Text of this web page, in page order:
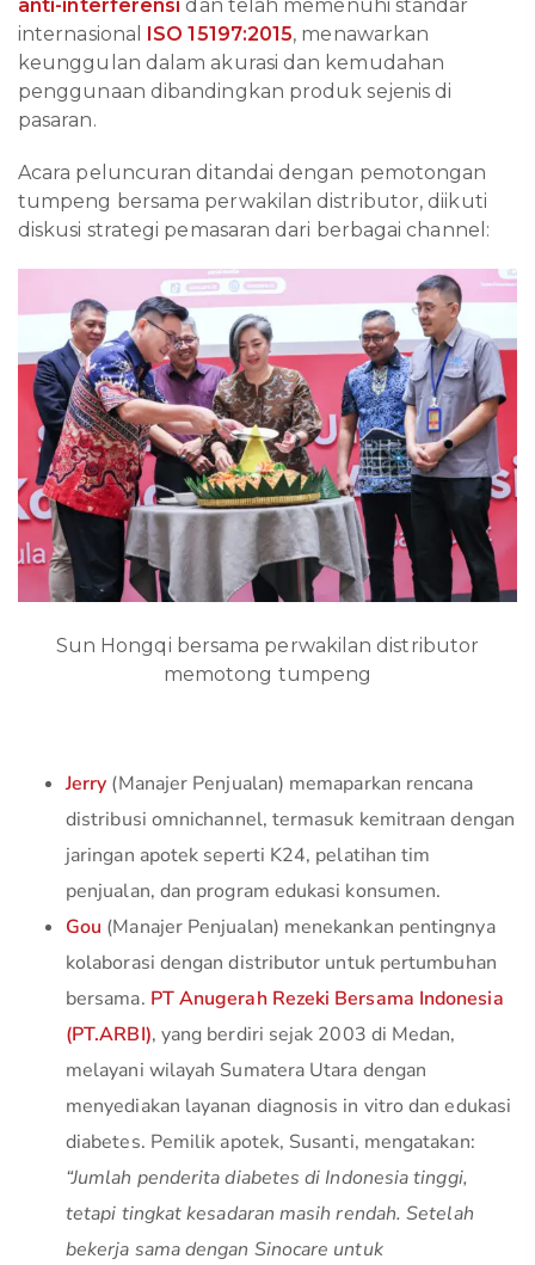
anti-interferensi dan telah memenuhi standar
internasional ISO 15197:2015, menawarkan
keunggulan dalam akurasi dan kemudahan
penggunaan dibandingkan produk sejenis di
pasaran.
Acara peluncuran ditandai dengan pemotongan
tumpeng bersama perwakilan distributor, diikuti
diskusi strategi pemasaran dari berbagai channel:
Sun Hongqi bersama perwakilan distributor
memotong tumpeng
Jerry (Manajer Penjualan) memaparkan rencana
distribusi omnichannel, termasuk kemitraan dengan
jaringan apotek seperti K24, pelatihan tim
penjualan, dan program edukasi konsumen.
Gou (Manajer Penjualan) menekankan pentingnya
kolaborasi dengan distributor untuk pertumbuhan
bersama. PT Anugerah Rezeki Bersama Indonesia
(PT.ARBI), yang berdiri sejak 2003 di Medan,
melayani wilayah Sumatera Utara dengan
menyediakan layanan diagnosis in vitro dan edukasi
diabetes. Pemilik apotek, Susanti, mengatakan:
“Jumlah penderita diabetes di Indonesia tinggi,
tetapi tingkat kesadaran masih rendah. Setelah
bekerja sama dengan Sinocare untuk